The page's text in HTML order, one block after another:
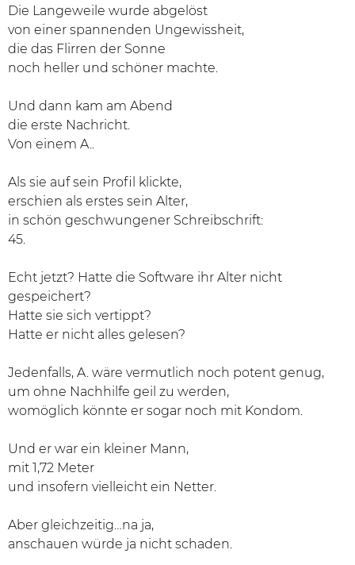
Die Langeweile wurde abgelöst
von einer spannenden Ungewissheit,
die das Flirren der Sonne
noch heller und schöner machte.
Und dann kam am Abend
die erste Nachricht.
Von einem A..
Als sie auf sein Profil klickte,
erschien als erstes sein Alter,
in schön geschwungener Schreibschrift:
45.
Echt jetzt? Hatte die Software ihr Alter nicht
gespeichert?
Hatte sie sich vertippt?
Hatte er nicht alles gelesen?
Jedenfalls, A. wäre vermutlich noch potent genug,
um ohne Nachhilfe geil zu werden,
womöglich könnte er sogar noch mit Kondom.
Und er war ein kleiner Mann,
mit 1,72 Meter
und insofern vielleicht ein Netter.
Aber gleichzeitig…na ja,
anschauen würde ja nicht schaden.